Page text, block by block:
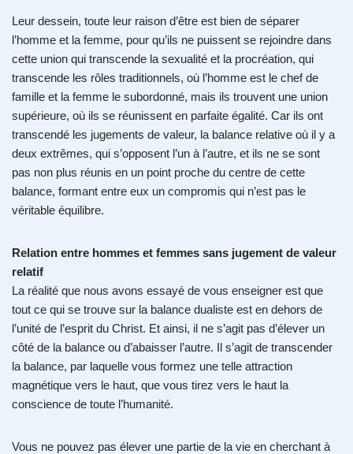
Leur dessein, toute leur raison d’être est bien de séparer
l’homme et la femme, pour qu’ils ne puissent se rejoindre dans
cette union qui transcende la sexualité et la procréation, qui
transcende les rôles traditionnels, où l’homme est le chef de
famille et la femme le subordonné, mais ils trouvent une union
supérieure, où ils se réunissent en parfaite égalité. Car ils ont
transcendé les jugements de valeur, la balance relative où il y a
deux extrêmes, qui s’opposent l’un à l’autre, et ils ne se sont
pas non plus réunis en un point proche du centre de cette
balance, formant entre eux un compromis qui n’est pas le
véritable équilibre.
Relation entre hommes et femmes sans jugement de valeur
relatif
La réalité que nous avons essayé de vous enseigner est que
tout ce qui se trouve sur la balance dualiste est en dehors de
l’unité de l’esprit du Christ. Et ainsi, il ne s’agit pas d’élever un
côté de la balance ou d’abaisser l’autre. Il s’agit de transcender
la balance, par laquelle vous formez une telle attraction
magnétique vers le haut, que vous tirez vers le haut la
conscience de toute l’humanité.
Vous ne pouvez pas élever une partie de la vie en cherchant à